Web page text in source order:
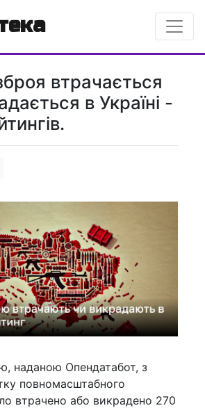
втрачається
в Україні -
наданою Опендатабот, з
повномасштабного
втрачено або викрадено 270